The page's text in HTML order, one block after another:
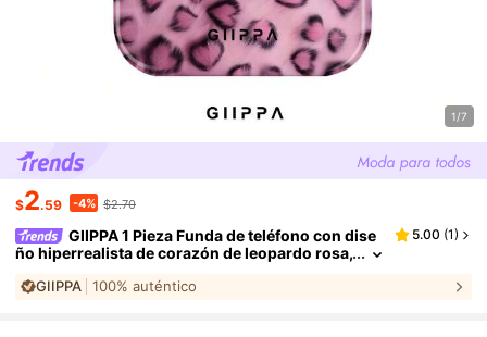
1/7
$2.59 -4% $2.70
GIIPPA 1 Pieza Funda de teléfono con dise
ño hiperrealista de corazón de leopardo rosa,
x, 15 Pro Max, 14 Pro Max, funda de teléfono core
5.00 (1)
GIIPPA 100% auténtico